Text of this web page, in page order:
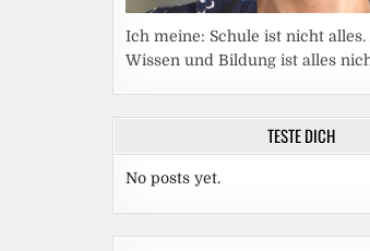
Ich meine: Schule ist nicht alles.
Wissen und Bildung ist alles
TESTE DICH
No posts yet.